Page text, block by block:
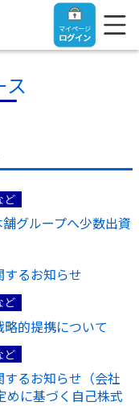
マイページ
ログイン
ご請求
営でお悩みの方はこ
ス
ど
グループへ少数出資
るお知らせ
ど
的提携について
ど
るお知らせ（会社
めに基づく自己株式